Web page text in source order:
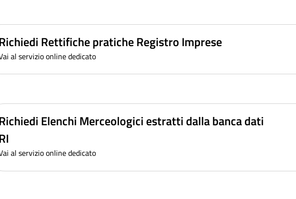
Rettifiche pratiche Registro Imprese
al servizio online dedicato
Elenchi Merceologici estratti dalla banca dati
al servizio online dedicato